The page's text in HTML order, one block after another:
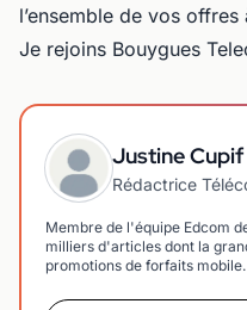
l’ensemble de vos
Je rejoins Bouygues
Justine Cupif
Rédactrice
Membre de l'équipe Edcom
milliers d'articles dont la
promotions de forfaits mobile.